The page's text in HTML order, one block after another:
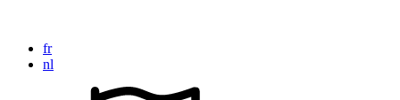
fr
nl